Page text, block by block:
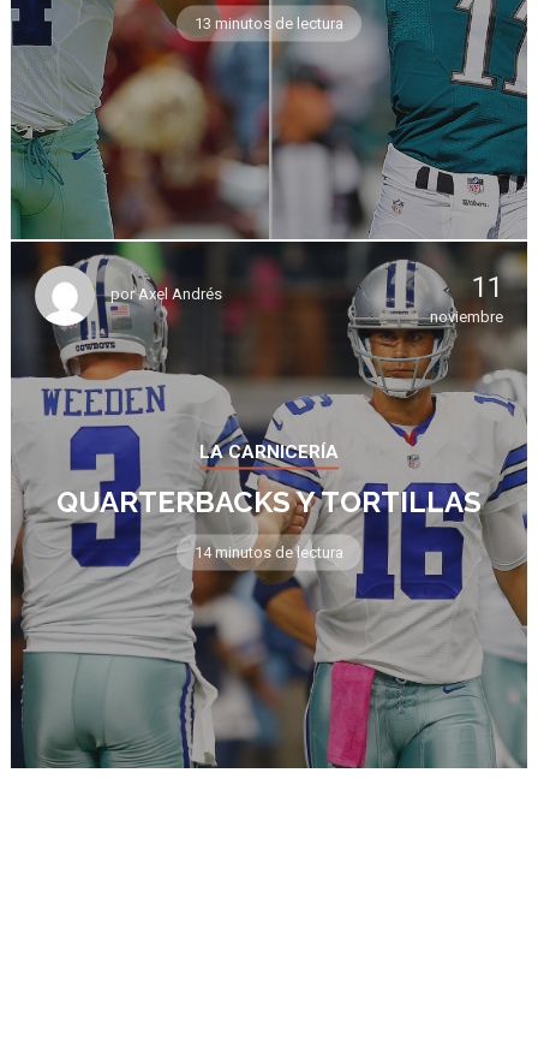
13 minutos de lectura
porAxel Andrés 11
noviembre
LA CARNICERÍA
QUARTERBACKS Y TORTILLAS
14 minutos de lectura